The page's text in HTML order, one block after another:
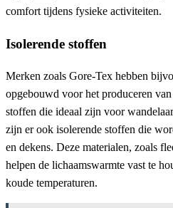
comfort tijdens fysieke activiteiten.
Isolerende stoffen
Merken zoals Gore-Tex hebben
opgebouwd voor het produceren
stoffen die ideaal zijn voor
zijn er ook isolerende stoffen die
en dekens. Deze materialen, zoals
helpen de lichaamswarmte vast te
koude temperaturen.